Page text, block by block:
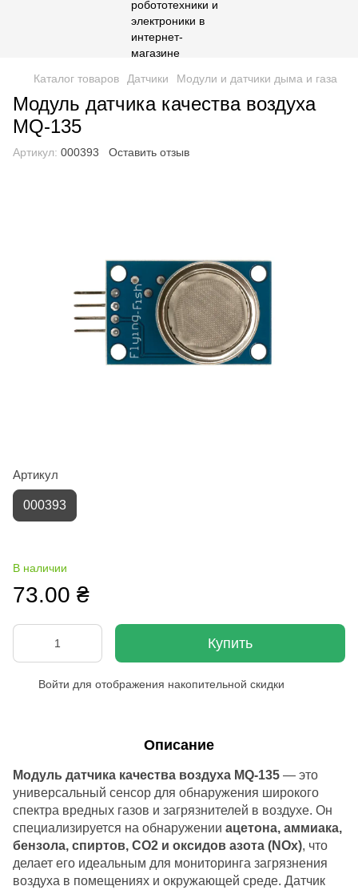
Каталог товаров Датчики Модули и датчики дыма и газа
Модуль датчика качества воздуха
MQ-135
Артикул: 000393 Оставить отзыв
Артикул
000393
В наличии
73.00 ₴
Купить
Войти для отображения накопительной скидки
Описание
Модуль датчика качества воздуха MQ-135 — это
универсальный сенсор для обнаружения широкого
спектра вредных газов и загрязнителей в воздухе. Он
специализируется на обнаружении ацетона, аммиака,
бензола, спиртов, CO2 и оксидов азота (NOx), что
делает его идеальным для мониторинга загрязнения
воздуха в помещениях и окружающей среде. Датчик